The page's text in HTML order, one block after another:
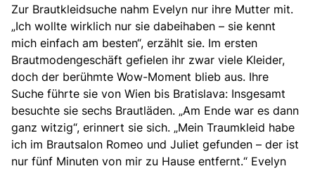
Zur Brautkleidsuche nahm Evelyn nur ihre Mutter mit.
„Ich wollte wirklich nur sie dabeihaben – sie kennt
mich einfach am besten“, erzählt sie. Im ersten
Brautmodengeschäft gefielen ihr zwar viele Kleider,
doch der berühmte Wow-Moment blieb aus. Ihre
Suche führte sie von Wien bis Bratislava: Insgesamt
besuchte sie sechs Brautläden. „Am Ende war es dann
ganz witzig“, erinnert sie sich. „Mein Traumkleid habe
ich im Brautsalon Romeo und Juliet gefunden – der ist
nur fünf Minuten von mir zu Hause entfernt.“ Evelyn